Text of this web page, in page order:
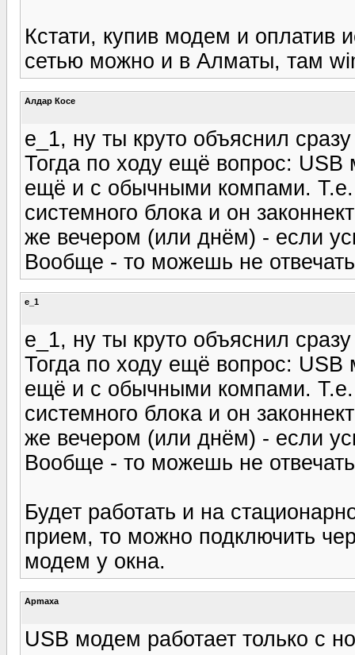
Кстати, купив модем и оплатив
сетью можно и в Алматы, там
Алдар Косе
e_1, ну ты круто объяснил
Тогда по ходу ещё вопрос: USB
ещё и с обычными компами. Т.е.
системного блока и он
же вечером (или днём) - если
Вообще - то можешь не
e_1
e_1, ну ты круто объяснил
Тогда по ходу ещё вопрос: USB
ещё и с обычными компами. Т.е.
системного блока и он
же вечером (или днём) - если
Вообще - то можешь не
Будет работать и на
прием, то можно подключить
модем у окна.
Apmaxa
USB модем работает только с